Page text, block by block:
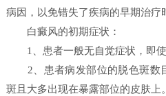
病因，以免错失了疾病的早期治疗
白癜风的初期症状：
1、患者一般无自觉症状，即使
2、患者病发部位的脱色斑数
斑且大多出现在暴露部位的皮肤上。